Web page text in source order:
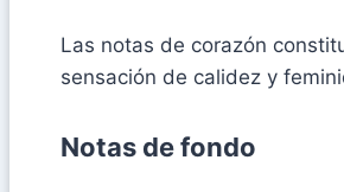
Las notas de corazón
sensación de calidez y
Notas de fondo